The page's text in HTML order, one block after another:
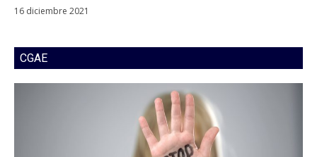
16 diciembre 2021
CGAE